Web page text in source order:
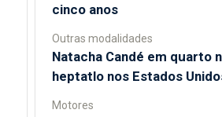
cinco anos
Outras modalidades
Natacha Candé em quarto
heptatlo nos Estados
Motores